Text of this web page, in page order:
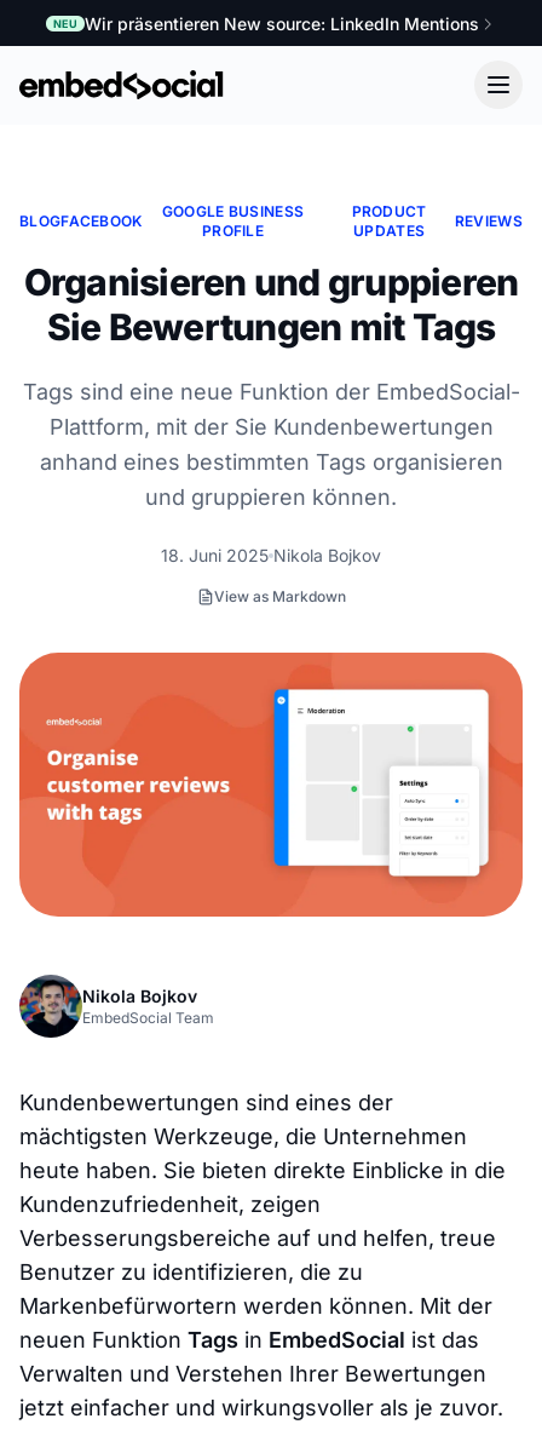
NEU Wir präsentieren New source: LinkedIn Mentions
BLOGFACEBOOK
GOOGLE BUSINESS
PROFILE
PRODUCT
UPDATES
REVIEWS
Organisieren und gruppieren
Sie Bewertungen mit Tags
Tags sind eine neue Funktion der EmbedSocial-
Plattform, mit der Sie Kundenbewertungen
anhand eines bestimmten Tags organisieren
und gruppieren können.
18. Juni 2025 Nikola Bojkov
View as Markdown
Nikola Bojkov
EmbedSocial Team
Kundenbewertungen sind eines der
mächtigsten Werkzeuge, die Unternehmen
heute haben. Sie bieten direkte Einblicke in die
Kundenzufriedenheit, zeigen
Verbesserungsbereiche auf und helfen, treue
Benutzer zu identifizieren, die zu
Markenbefürwortern werden können. Mit der
neuen Funktion Tags in EmbedSocial ist das
Verwalten und Verstehen Ihrer Bewertungen
jetzt einfacher und wirkungsvoller als je zuvor.